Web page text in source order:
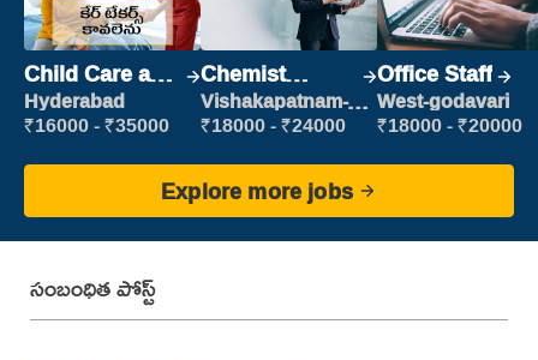
Child Care and
Patient care
Hyderabad
₹16000 - ₹35000
Chemist
Production
Executive
Vishakapatnam-
new
₹18000 - ₹24000
Office Staff
West-godavari
₹18000 - ₹20000
Explore more jobs
సంబంధిత పోస్ట్